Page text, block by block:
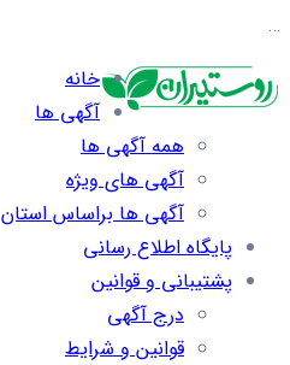
…
خانه
آگهی ها
همه آگهی ها
آگهی های ویژه
آگهی ها براساس استان
پایگاه اطلاع رسانی
پشتیبانی و قوانین
درج آگهی
قوانین و شرایط